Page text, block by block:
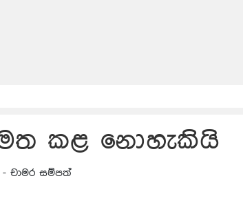
කළ නොහැකියි
- චාමර සම්පත්